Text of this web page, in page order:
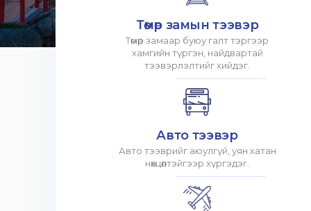
Төмөр замын тээвэр
Төмөр замаар буюу галт тэргээр
хамгийн түргэн, найдвартай
тээвэрлэлтийг хийдэг.
Авто тээвэр
Авто тээврийг аюулгүй, уян хатан
нөхцөлтэйгээр хүргэдэг.